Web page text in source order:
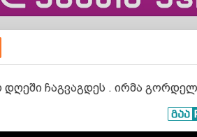
დღეში ჩაგვაგდეს . ირმა